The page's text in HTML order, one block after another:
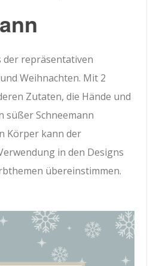
der repräsentativen
Weihnachten. Mit 2
Zutaten, die Hände und
süßer Schneemann
Körper kann der
in den Designs
übereinstimmen.